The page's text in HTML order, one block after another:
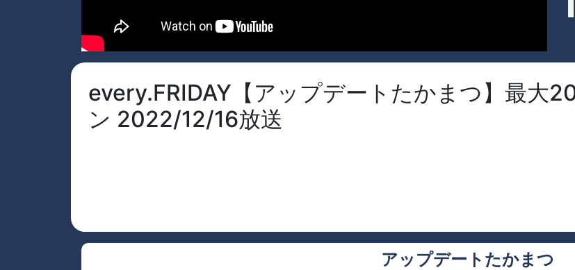
every.FRIDAY【アップデートたかまつ】最大
ン 2022/12/16放送
アップデートたかまつ